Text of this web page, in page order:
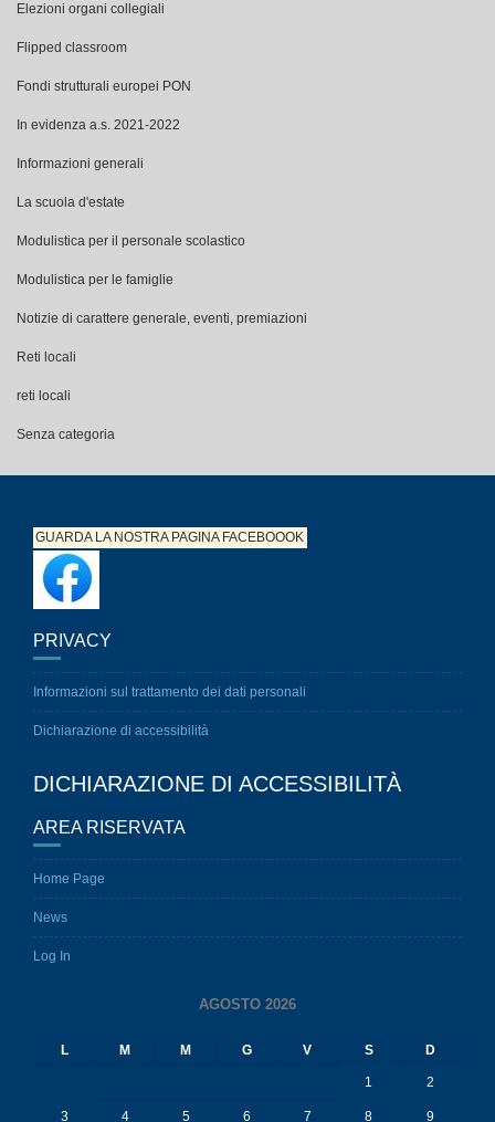
Elezioni organi collegiali
Flipped classroom
Fondi strutturali europei PON
In evidenza a.s. 2021-2022
Informazioni generali
La scuola d'estate
Modulistica per il personale scolastico
Modulistica per le famiglie
Notizie di carattere generale, eventi, premiazioni
Reti locali
reti locali
Senza categoria
GUARDA LA NOSTRA PAGINAFACEBOOOK
PRIVACY
Informazioni sul trattamento dei dati personali
Dichiarazione di accessibilità
DICHIARAZIONE DI ACCESSIBILITÀ
AREA RISERVATA
Home Page
News
Log In
AGOSTO 2026
L M M G V S D
1 2
3 4 5 6 7 8 9